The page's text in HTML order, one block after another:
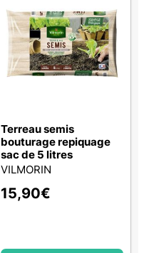
Terreau semis
bouturage repiquage
sac de 5 litres
VILMORIN
15,90€